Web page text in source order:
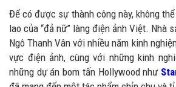
Để có được sự thành công này, không
lao của “đả nữ” làng điện ảnh Việt. Nhà
Ngô Thanh Vân với nhiều năm kinh
vực điện ảnh, cùng với những kinh
những dự án bom tấn Hollywood như